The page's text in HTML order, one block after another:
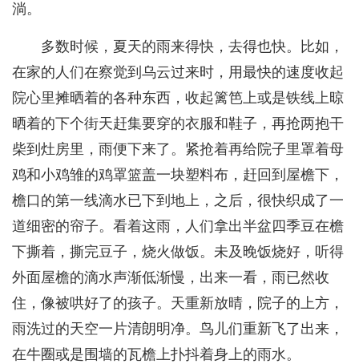
淌。
多数时候，夏天的雨来得快，去得也快。比如，
在家的人们在察觉到乌云过来时，用最快的速度收起
院心里摊晒着的各种东西，收起篱笆上或是铁线上晾
晒着的下个街天赶集要穿的衣服和鞋子，再抢两抱干
柴到灶房里，雨便下来了。紧抢着再给院子里罩着母
鸡和小鸡雏的鸡罩篮盖一块塑料布，赶回到屋檐下，
檐口的第一线滴水已下到地上，之后，很快织成了一
道细密的帘子。看着这雨，人们拿出半盆四季豆在檐
下撕着，撕完豆子，烧火做饭。未及晚饭烧好，听得
外面屋檐的滴水声渐低渐慢，出来一看，雨已然收
住，像被哄好了的孩子。天重新放晴，院子的上方，
雨洗过的天空一片清朗明净。鸟儿们重新飞了出来，
在牛圈或是围墙的瓦檐上扑抖着身上的雨水。